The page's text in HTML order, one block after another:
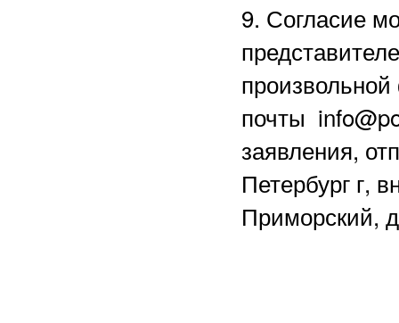
9. Согласие
почты
заявления,
Петербург г,
Приморский,